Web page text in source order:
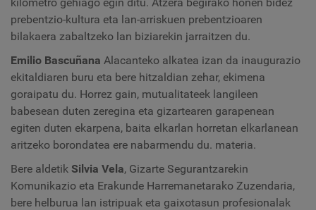
prebentzio-kultura eta lan-arriskuen prebentzioaren
bilakaera zabaltzeko lan biziarekin jarraitzen du.
Emilio Bascuñana Alacanteko alkatea izan da inaugurazio
ekitaldiaren buru eta bere hitzaldian zehar, ekimena
goraipatu du. Horrez gain, mutualitateek langileen
babesean duten zeregina eta gizartearen garapenean
egiten duten ekarpena, baita elkarlan horretan elkarlanean
aritzeko borondatea ere nabarmendu du. materia.
Bere aldetik Silvia Vela, Gizarte Segurantzarekin
Komunikazio eta Erakunde Harremanetarako Zuzendaria,
bere helburua lan istripuak eta gaixotasun profesionalak